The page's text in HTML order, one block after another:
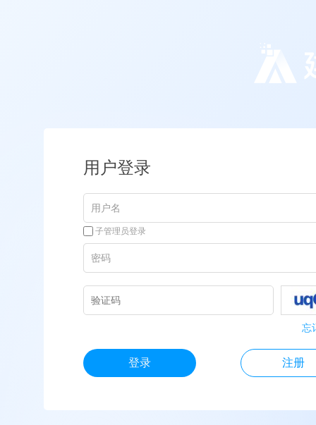
用户登录
子管理员登录
忘
登录 注册